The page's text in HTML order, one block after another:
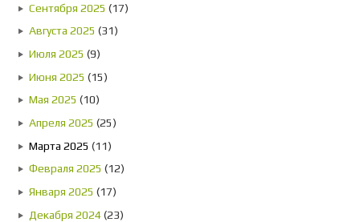
Сентября 2025 (17)
Августа 2025 (31)
Июля 2025 (9)
Июня 2025 (15)
Мая 2025 (10)
Апреля 2025 (25)
Марта 2025 (11)
Февраля 2025 (12)
Января 2025 (17)
Декабря 2024 (23)